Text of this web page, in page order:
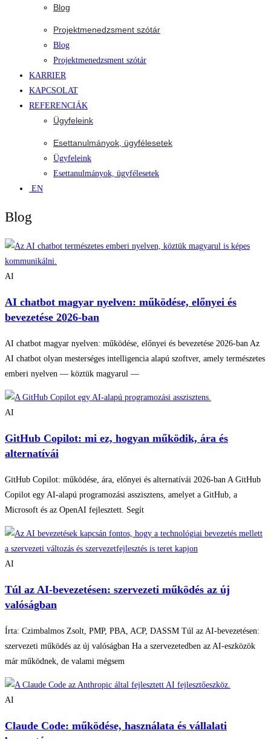
Blog
Projektmenedzsment szótár
Blog
Projektmenedzsment szótár
KARRIER
KAPCSOLAT
REFERENCIÁK
Ügyfeleink
Esettanulmányok, ügyfélesetek
Ügyfeleink
Esettanulmányok, ügyfélesetek
EN
Blog
AI
AI chatbot magyar nyelven: működése, előnyei és
bevezetése 2026-ban
AI chatbot magyar nyelven: működése, előnyei és bevezetése 2026-ban Az
AI chatbot olyan mesterséges intelligencia alapú szoftver, amely természetes
emberi nyelven — köztük magyarul —
AI
GitHub Copilot: mi ez, hogyan működik, ára és
alternatívái
GitHub Copilot: működése, ára, előnyei és alternatívái 2026-ban A GitHub
Copilot egy AI-alapú programozási asszisztens, amelyet a GitHub, a
Microsoft és az OpenAI fejlesztett. Segít
AI
Túl az AI-bevezetésen: szervezeti működés az új
valóságban
Írta: Czimbalmos Zsolt, PMP, PBA, ACP, DASSM Túl az AI-bevezetésen:
szervezeti működés az új valóságban Ha a szervezetedben az AI-eszközök
már működnek, de valami mégsem
AI
Claude Code: működése, használata és vállalati